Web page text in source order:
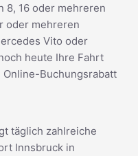
8, 16 oder mehreren
oder mehreren
Vito oder
heute Ihre Fahrt
Buchungsrabatt
täglich zahlreiche
Innsbruck in